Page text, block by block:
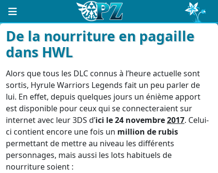
De la nourriture en pagaille
dans HWL
Alors que tous les DLC connus à l’heure actuelle sont
sortis, Hyrule Warriors Legends fait un peu parler de
lui. En effet, depuis quelques jours un énième apport
est disponible pour ceux qui se connecteraient sur
internet avec leur 3DS d’ici le 24 novembre2017. Celui-
ci contient encore une fois un million de rubis
permettant de mettre au niveau les différents
personnages, mais aussi les lots habituels de
nourriture soient :